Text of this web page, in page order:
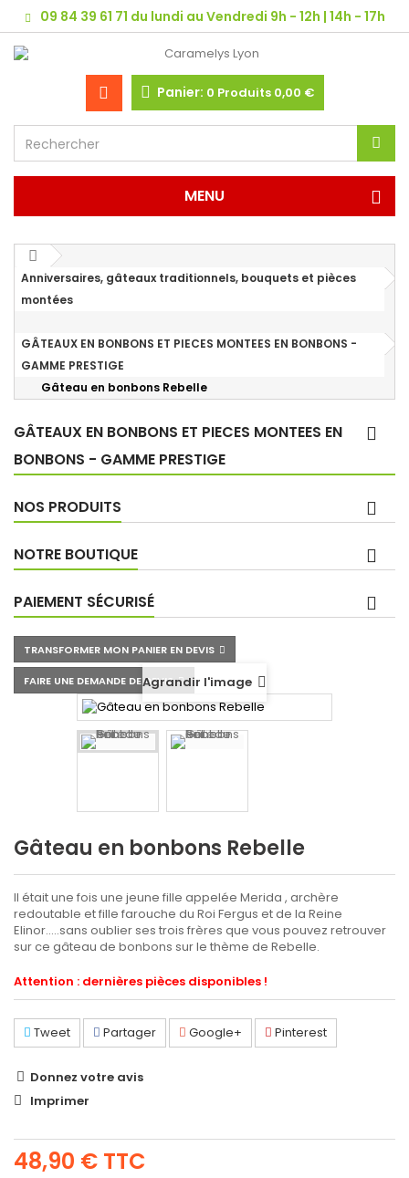
09 84 39 61 71 du lundi au Vendredi 9h - 12h | 14h - 17h
Panier: 0 Produits 0,00 €
MENU
Anniversaires, gâteaux traditionnels, bouquets et pièces
montées
GÂTEAUX EN BONBONS ET PIECES MONTEES EN BONBONS -
GAMME PRESTIGE
Gâteau en bonbons Rebelle
GÂTEAUX EN BONBONS ET PIECES MONTEES EN
BONBONS - GAMME PRESTIGE
NOS PRODUITS
NOTRE BOUTIQUE
PAIEMENT SÉCURISÉ
TRANSFORMER MON PANIER EN DEVIS
FAIRE UNE DEMANDE DE DEVISAgrandir l'image
Gâteau en bonbons Rebelle
Il était une fois une jeune fille appelée Merida , archère
redoutable et fille farouche du Roi Fergus et de la Reine
Elinor.....sans oublier ses trois frères que vous pouvez retrouver
sur ce gâteau de bonbons sur le thème de Rebelle.
Attention : dernières pièces disponibles !
Tweet Partager Google+ Pinterest
Donnez votre avis
Imprimer
48,90 € TTC